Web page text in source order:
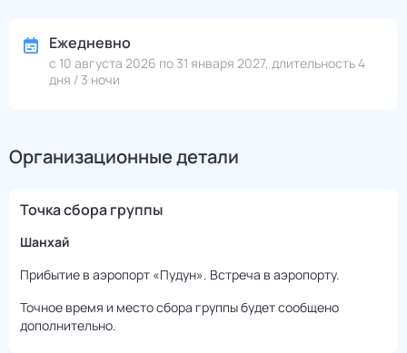
Ежедневно
с 10 августа 2026 по 31 января 2027, длительность 4
дня / 3 ночи
Организационные детали
Точка сбора группы
Шанхай
Прибытие в аэропорт «Пудун». Встреча в аэропорту.
Точное время и место сбора группы будет сообщено
дополнительно.